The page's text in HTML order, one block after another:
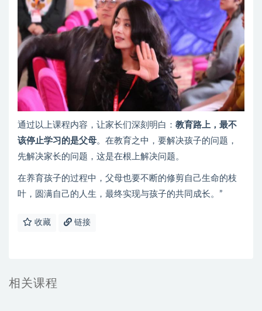
通过以上课程内容，让家长们深刻明白： 教育路上，最不
该停止学习的是父母。在教育之中，要解决孩子的问题，
先解决家长的问题，这是在根上解决问题。
在养育孩子的过程中，父母也要不断的修剪自己生命的枝
叶，圆满自己的人生，最终实现与孩子的共同成长。”
收藏 链接
相关课程